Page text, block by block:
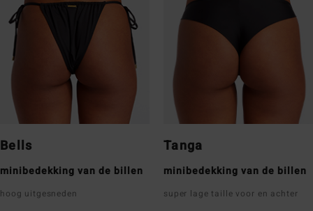
Bells
minibedekking van de billen
hoog uitgesneden
Tanga
minibedekking van de billen
super lage taille voor en achter